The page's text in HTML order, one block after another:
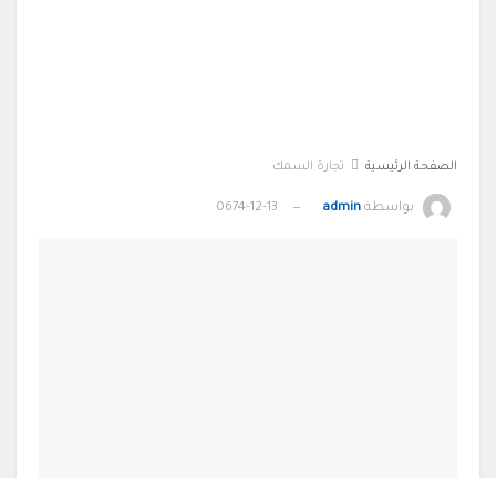
الصفحة الرئيسية تجارة السمك
بواسطة admin
0674-12-13